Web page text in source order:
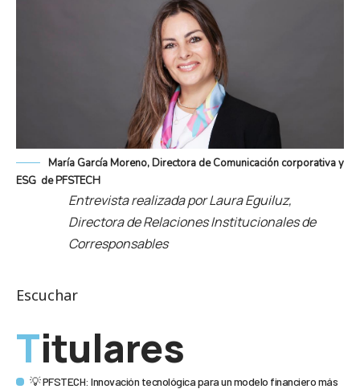
María García Moreno, Directora de Comunicación corporativa y
ESG de PFSTECH
Entrevista realizada por Laura Eguiluz,
Directora de Relaciones Institucionales de
Corresponsables
Escuchar
Titulares
💡 PFSTECH: Innovación tecnológica para un modelo financiero más